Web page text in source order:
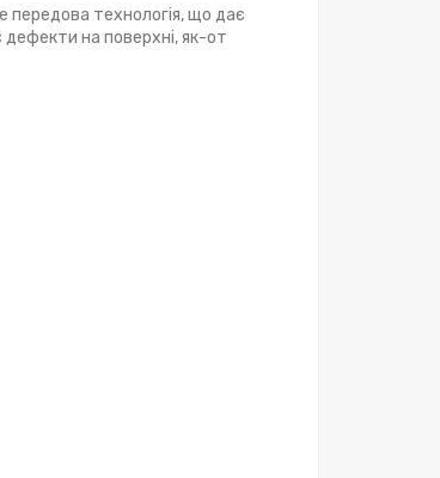
передова технологія, що дає
на поверхні, як-от